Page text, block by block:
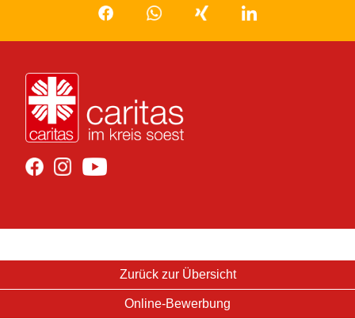
Zurück zur Übersicht
Online-Bewerbung